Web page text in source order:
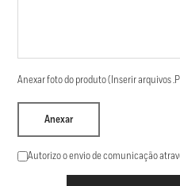
Anexar foto do produto (Inserir arquivos
Anexar
Autorizo o envio de comunicação